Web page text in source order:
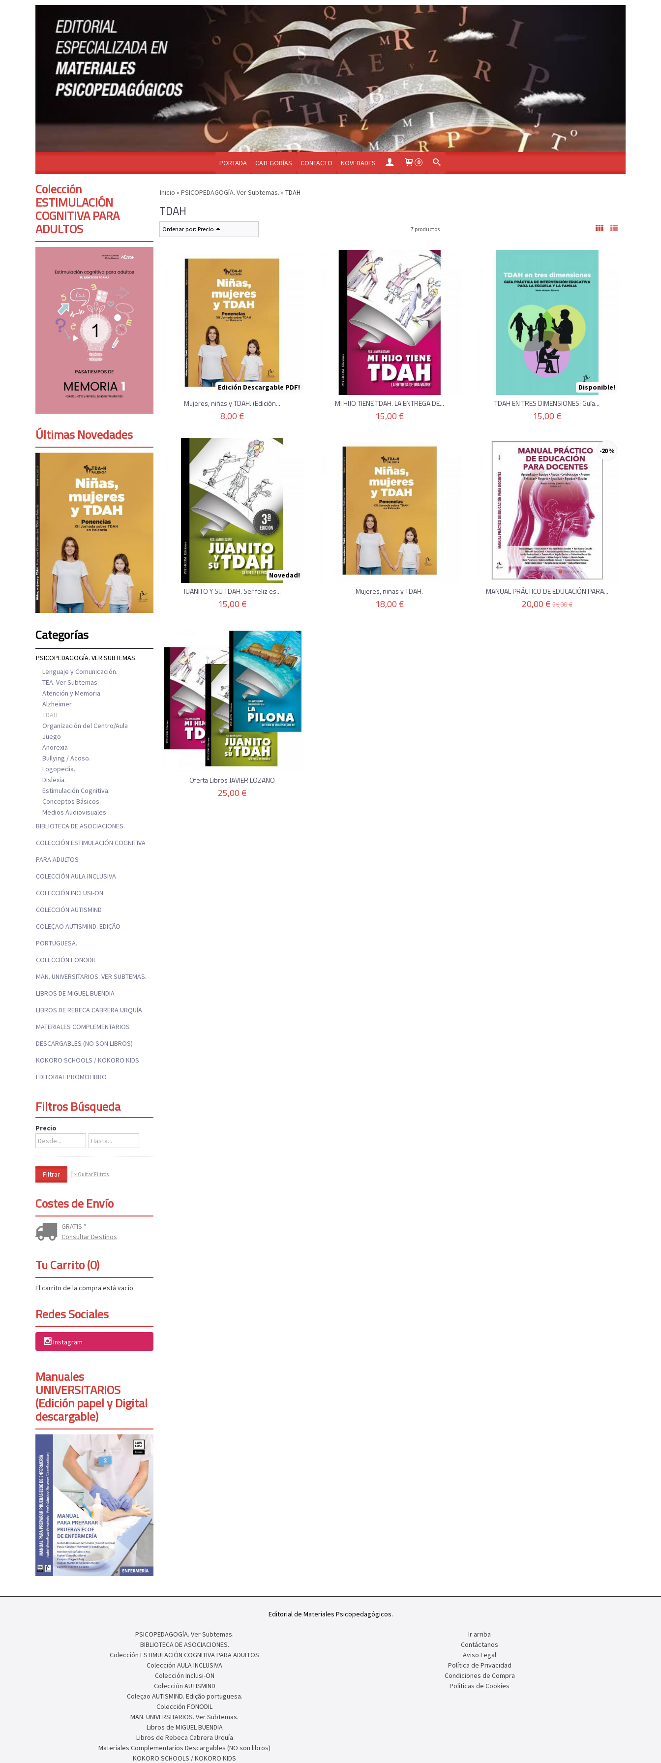
PORTADA CATEGORÍAS CONTACTO NOVEDADES 0
Colección
ESTIMULACIÓN
COGNITIVA PARA
ADULTOS
Últimas Novedades
Categorías
PSICOPEDAGOGÍA. VER SUBTEMAS.
Lenguaje y Comunicación.
TEA. Ver Subtemas.
Atención y Memoria
Alzheimer
TDAH
Organización del Centro/Aula
Juego
Anorexia
Bullying / Acoso.
Logopedia.
Dislexia.
Estimulación Cognitiva.
Conceptos Básicos.
Medios Audiovisuales
BIBLIOTECA DE ASOCIACIONES.
COLECCIÓN ESTIMULACIÓN COGNITIVA
PARA ADULTOS
COLECCIÓN AULA INCLUSIVA
COLECCIÓN INCLUSI-ON
COLECCIÓN AUTISMIND
COLEÇAO AUTISMIND. EDIÇÃO
PORTUGUESA.
COLECCIÓN FONODIL
MAN. UNIVERSITARIOS. VER SUBTEMAS.
LIBROS DE MIGUEL BUENDIA
LIBROS DE REBECA CABRERA URQUÍA
MATERIALES COMPLEMENTARIOS
DESCARGABLES (NO SON LIBROS)
KOKORO SCHOOLS / KOKORO KIDS
EDITORIAL PROMOLIBRO
Filtros Búsqueda
Precio
| x Quitar Filtros
Costes de Envío
GRATIS *
Consultar Destinos
Tu Carrito (0)
El carrito de la compra está vacío
Redes Sociales
Instagram
Manuales
UNIVERSITARIOS
(Edición papel y Digital
descargable)
Inicio » PSICOPEDAGOGÍA. Ver Subtemas. » TDAH
TDAH
Ordenar por: Precio 7 productos
Edición Descargable PDF!
Mujeres, niñas y TDAH. (Edición...
8,00 €
MI HIJO TIENE TDAH. LA ENTREGA DE...
15,00 €
Disponible!
TDAH EN TRES DIMENSIONES: Guía...
15,00 €
Novedad!
JUANITO Y SU TDAH. Ser feliz es...
15,00 €
Mujeres, niñas y TDAH.
18,00 €
-20 %
MANUAL PRÁCTICO DE EDUCACIÓN PARA...
20,00 €25,00 €
Oferta Libros JAVIER LOZANO
25,00 €
PSICOPEDAGOGÍA. Ver Subtemas.
BIBLIOTECA DE ASOCIACIONES.
Colección ESTIMULACIÓN COGNITIVA PARA ADULTOS
Colección AULA INCLUSIVA
Colección Inclusi-ON
Colección AUTISMIND
Coleçao AUTISMIND. Edição portuguesa.
Colección FONODIL
MAN. UNIVERSITARIOS. Ver Subtemas.
Libros de MIGUEL BUENDIA
Ir arriba
Contáctanos
Aviso Legal
Política de Privacidad